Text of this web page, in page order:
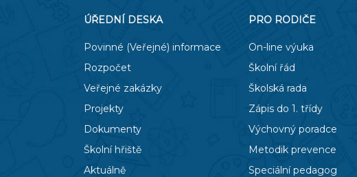
ÚŘEDNÍ DESKA
Povinné (Veřejné) informace
Rozpočet
Veřejné zakázky
Projekty
Dokumenty
Školní hřiště
Aktuálně
PRO RODIČE
On-line výuka
Školní řád
Školská rada
Zápis do 1. třídy
Výchovný poradce
Metodik prevence
Speciální pedagog